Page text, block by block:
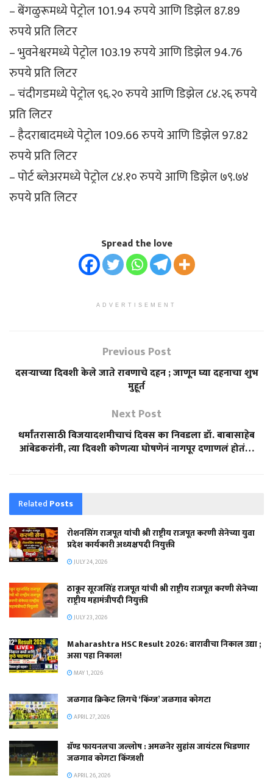
– बेंगळुरूमध्ये पेट्रोल 101.94 रुपये आणि डिझेल 87.89
रुपये प्रति लिटर
– भुवनेश्वरमध्ये पेट्रोल 103.19 रुपये आणि डिझेल 94.76
रुपये प्रति लिटर
– चंदीगडमध्ये पेट्रोल ९६.२० रुपये आणि डिझेल ८४.२६ रुपये
प्रति लिटर
– हैदराबादमध्ये पेट्रोल 109.66 रुपये आणि डिझेल 97.82
रुपये प्रति लिटर
– पोर्ट ब्लेअरमध्ये पेट्रोल ८४.१० रुपये आणि डिझेल ७९.७४
रुपये प्रति लिटर
Spread the love
ADVERTISEMENT
Previous Post
दसऱ्याच्या दिवशी केले जाते रावणाचे दहन ; जाणून घ्या दहनाचा शुभ
मुहूर्त
Next Post
धर्मांतरासाठी विजयादशमीचाचं दिवस का निवडला डॉ. बाबासाहेब
आंबेडकरांनी, त्या दिवशी कोणत्या घोषणेनं नागपूर दणाणलं होतं…
Related Posts
रोशनसिंग राजपूत यांची श्री राष्ट्रीय राजपूत करणी सेनेच्या युवा
प्रदेश कार्यकारी अध्यक्षपदी नियुक्ती
JULY 24, 2026
ठाकूर सूरजसिंह राजपूत यांची श्री राष्ट्रीय राजपूत करणी सेनेच्या
राष्ट्रीय महामंत्रीपदी नियुक्ती
JULY 23, 2026
Maharashtra HSC Result 2026: बारावीचा निकाल उद्या ;
असा पहा निकाल!
MAY 1, 2026
जळगाव क्रिकेट लिगचे ‘किंग्ज’ जळगाव कोगटा
APRIL 27, 2026
ग्रॅण्ड फायनलचा जल्लोष : अमळनेर सुहांस जायंटस भिडणार
जळगाव कोगटा किंग्जशी
APRIL 26, 2026